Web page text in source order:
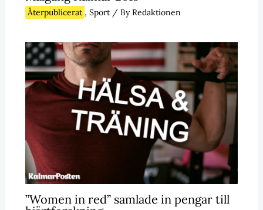
Återpublicerat , Sport/ ByRedaktionen
”Women in red” samlade in pengar till